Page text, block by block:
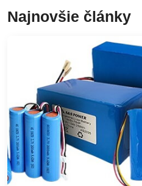
Najnovšie články